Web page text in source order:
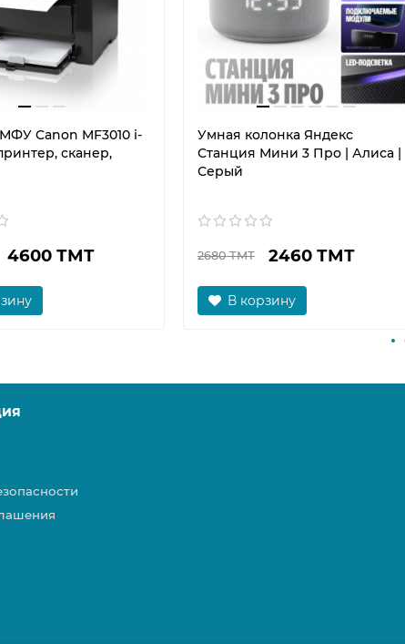
Canon MF3010 i-
сканер,
4600 ТМТ
Умная колонка Яндекс
Станция Мини 3 Про | Алиса |
Серый
2680 ТМТ 2460 ТМТ
В корзину